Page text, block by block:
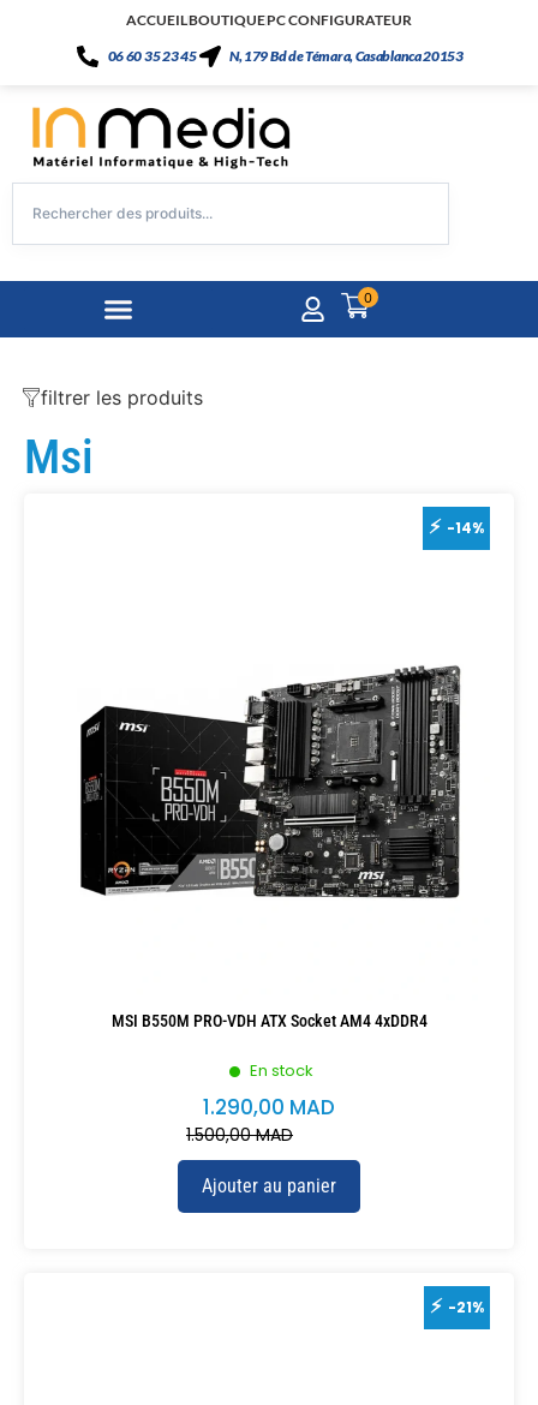
ACCUEILBOUTIQUEPC CONFIGURATEUR
06 60 35 23 45
N, 179 Bd de Témara, Casablanca 20153
0
filtrer les produits
Msi
-14%
En stock
MSI B550M PRO-VDH ATX Socket AM4 4xDDR4
1.500,00MAD
1.290,00 MAD
Ajouter au panier
-21%